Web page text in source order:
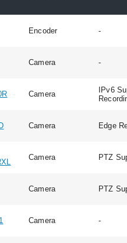
Encoder -
Camera -
Camera
IPv6
Camera Edge
Camera PTZ
Camera PTZ
Camera -